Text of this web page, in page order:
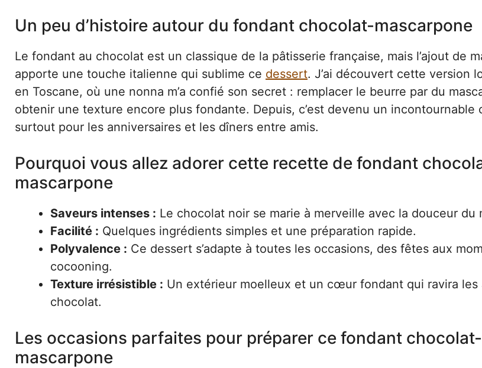
Un peu d’histoire autour du fondant chocolat-mascarpone
Le fondant au chocolat est un classique de la pâtisserie française, mais l’ajout de
apporte une touche italienne qui sublime ce dessert. J’ai découvert cette version
en Toscane, où une nonna m’a confié son secret : remplacer le beurre par du
obtenir une texture encore plus fondante. Depuis, c’est devenu un incontournable
surtout pour les anniversaires et les dîners entre amis.
Pourquoi vous allez adorer cette recette de fondant
mascarpone
Saveurs intenses : Le chocolat noir se marie à merveille avec la douceur du
Facilité : Quelques ingrédients simples et une préparation rapide.
Polyvalence : Ce dessert s’adapte à toutes les occasions, des fêtes aux
cocooning.
Texture irrésistible : Un extérieur moelleux et un cœur fondant qui ravira les
chocolat.
Les occasions parfaites pour préparer ce fondant chocolat-
mascarpone